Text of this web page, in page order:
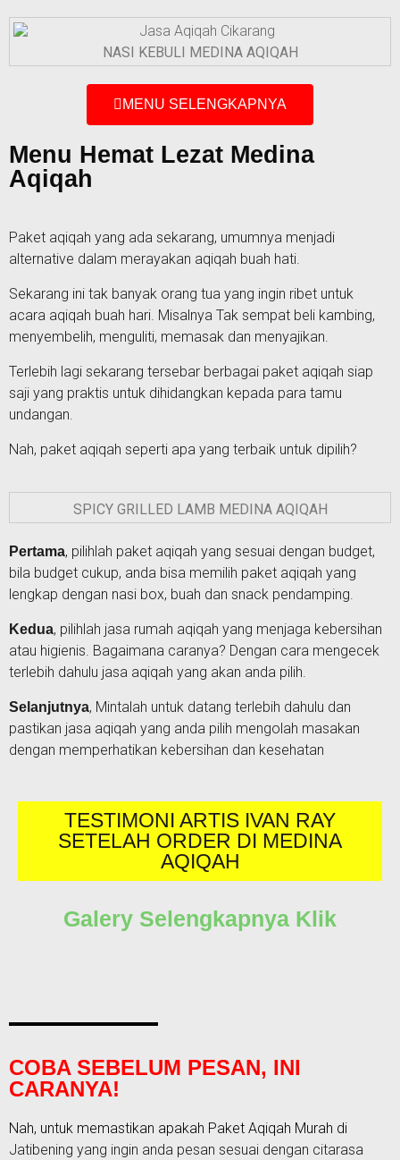
NASI KEBULI MEDINA AQIQAH
MENU SELENGKAPNYA
Menu Hemat Lezat Medina
Aqiqah
Paket aqiqah yang ada sekarang, umumnya menjadi
alternative dalam merayakan aqiqah buah hati.
Sekarang ini tak banyak orang tua yang ingin ribet untuk
acara aqiqah buah hari. Misalnya Tak sempat beli kambing,
menyembelih, menguliti, memasak dan menyajikan.
Terlebih lagi sekarang tersebar berbagai paket aqiqah siap
saji yang praktis untuk dihidangkan kepada para tamu
undangan.
Nah, paket aqiqah seperti apa yang terbaik untuk dipilih?
SPICY GRILLED LAMB MEDINA AQIQAH
Pertama, pilihlah paket aqiqah yang sesuai dengan budget,
bila budget cukup, anda bisa memilih paket aqiqah yang
lengkap dengan nasi box, buah dan snack pendamping.
Kedua, pilihlah jasa rumah aqiqah yang menjaga kebersihan
atau higienis. Bagaimana caranya? Dengan cara mengecek
terlebih dahulu jasa aqiqah yang akan anda pilih.
Selanjutnya, Mintalah untuk datang terlebih dahulu dan
pastikan jasa aqiqah yang anda pilih mengolah masakan
dengan memperhatikan kebersihan dan kesehatan
TESTIMONI ARTIS IVAN RAY
SETELAH ORDER DI MEDINA
AQIQAH
Galery Selengkapnya Klik
COBA SEBELUM PESAN, INI
CARANYA!
Nah, untuk memastikan apakah Paket Aqiqah Murah di
Jatibening yang ingin anda pesan sesuai dengan citarasa